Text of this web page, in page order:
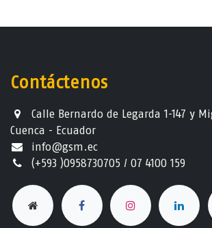
Contáctenos
Calle Bernardo de Legarda 1-147 y
Cuenca - Ecuador
info@gsm.ec​
(+593 )0958730705 / 07 4100 159